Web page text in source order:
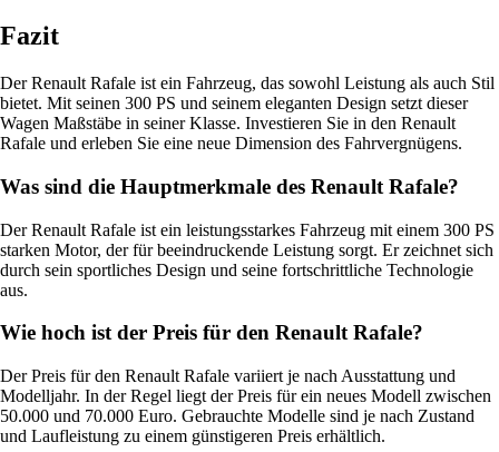
Fazit
Der Renault Rafale ist ein Fahrzeug, das sowohl Leistung als auch Stil
bietet. Mit seinen 300 PS und seinem eleganten Design setzt dieser
Wagen Maßstäbe in seiner Klasse. Investieren Sie in den Renault
Rafale und erleben Sie eine neue Dimension des Fahrvergnügens.
Was sind die Hauptmerkmale des Renault Rafale?
Der Renault Rafale ist ein leistungsstarkes Fahrzeug mit einem 300 PS
starken Motor, der für beeindruckende Leistung sorgt. Er zeichnet sich
durch sein sportliches Design und seine fortschrittliche Technologie
aus.
Wie hoch ist der Preis für den Renault Rafale?
Der Preis für den Renault Rafale variiert je nach Ausstattung und
Modelljahr. In der Regel liegt der Preis für ein neues Modell zwischen
50.000 und 70.000 Euro. Gebrauchte Modelle sind je nach Zustand
und Laufleistung zu einem günstigeren Preis erhältlich.